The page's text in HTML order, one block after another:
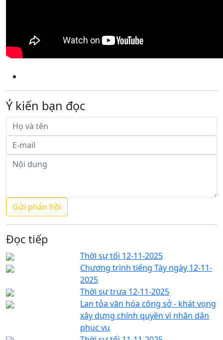
Ý kiến bạn đọc
Đọc tiếp
Thời sự tối 12-11-2025
Chương trình tiếng Tày ngày 12-11-
2025
Thời sự trưa 12-11-2025
Lan tỏa văn hóa công sở - khát vọng
xây dựng chính quyền vì nhân dân
phục vụ